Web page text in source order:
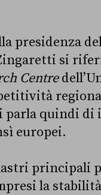
presidenza
si
Centre
parla quindi
europei.
principali
la